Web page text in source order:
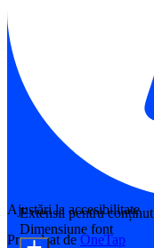
Ajustări la accesibilitate
Propulsat de OneTap
Extensii pentru conținut
Dimensiune font